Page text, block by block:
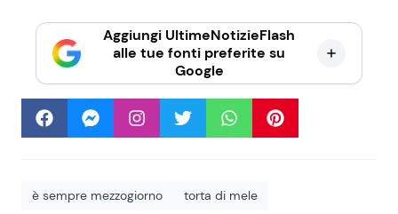
Aggiungi UltimeNotizieFlash
alle tue fonti preferite su
Google
è sempre mezzogiorno torta di mele